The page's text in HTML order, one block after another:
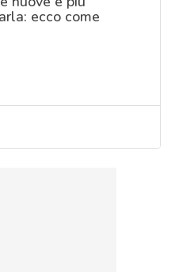
ecco come